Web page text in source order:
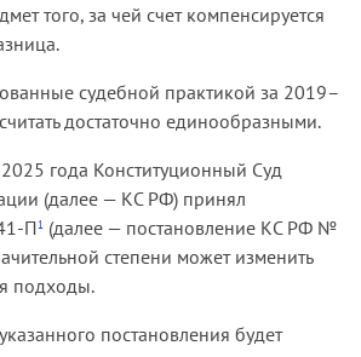
того, за чей счет компенсируется
судебной практикой за 2019–
достаточно единообразными.
года Конституционный Суд
(далее — КС РФ) принял
П1
(далее — постановление КС РФ №
степени может изменить
подходы.
постановления будет